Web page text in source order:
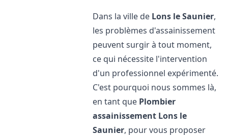
Dans la ville de Lons le Saunier,
les problèmes d'assainissement
peuvent surgir à tout moment,
ce qui nécessite l'intervention
d'un professionnel expérimenté.
C'est pourquoi nous sommes là,
en tant que Plombier
assainissement Lons le
Saunier, pour vous proposer